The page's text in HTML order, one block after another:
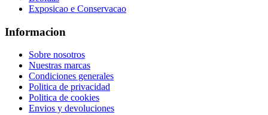
Exposicao e Conservacao
Informacion
Sobre nosotros
Nuestras marcas
Condiciones generales
Politica de privacidad
Politica de cookies
Envios y devoluciones